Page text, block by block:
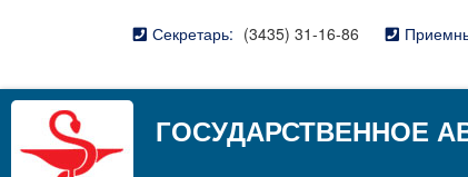
Секретарь: (3435) 31-16-86
ГОСУДАРСТВЕННОЕ